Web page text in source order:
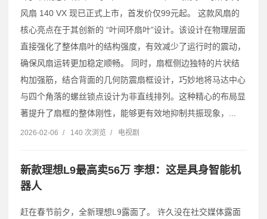
风扇 140 VX 现已正式上市，首发价仅99元起。 这款风扇的
核心亮点在于其创新的 “叶间环扇叶”设计。该设计在物理层面
直接强化了整体扇叶的结构强度，有效减少了运行时的震动，
确保风扇运转更加稳定顺畅。 同时，扇框侧边独特的片状结
构加强筋，结合背面的几何防震扇框设计，巧妙地将马达中心
与四个角落的螺丝锁点设计为非直线排列。这种精心的布局显
著提升了扇框的整体刚性，能够更有效地抑制共振现象，...
2026-02-06 / 140 次浏览 / 电视剧
新款理想L9最高卖56万 李想：这是具身智能机
器人
赶在春节前夕，全新理想L9露面了。 许久没在社交媒体露面